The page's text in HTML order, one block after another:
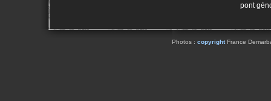
pont
Photos : copyrightFrance